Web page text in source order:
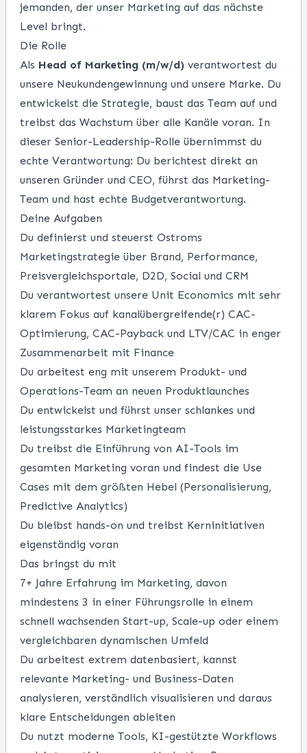
jemanden, der unser Marketing auf das nächste
Level bringt.
Die Rolle
Als Head of Marketing (m/w/d) verantwortest du
unsere Neukundengewinnung und unsere Marke. Du
entwickelst die Strategie, baust das Team auf und
treibst das Wachstum über alle Kanäle voran. In
dieser Senior-Leadership-Rolle übernimmst du
echte Verantwortung: Du berichtest direkt an
unseren Gründer und CEO, führst das Marketing-
Team und hast echte Budgetverantwortung.
Deine Aufgaben
Du definierst und steuerst Ostroms
Marketingstrategie über Brand, Performance,
Preisvergleichsportale, D2D, Social und CRM
Du verantwortest unsere Unit Economics mit sehr
klarem Fokus auf kanalübergreifende(r) CAC-
Optimierung, CAC-Payback und LTV/CAC in enger
Zusammenarbeit mit Finance
Du arbeitest eng mit unserem Produkt- und
Operations-Team an neuen Produktlaunches
Du entwickelst und führst unser schlankes und
leistungsstarkes Marketingteam
Du treibst die Einführung von AI-Tools im
gesamten Marketing voran und findest die Use
Cases mit dem größten Hebel (Personalisierung,
Predictive Analytics)
Du bleibst hands-on und treibst Kerninitiativen
eigenständig voran
Das bringst du mit
7+ Jahre Erfahrung im Marketing, davon
mindestens 3 in einer Führungsrolle in einem
schnell wachsenden Start-up, Scale-up oder einem
vergleichbaren dynamischen Umfeld
Du arbeitest extrem datenbasiert, kannst
relevante Marketing- und Business-Daten
analysieren, verständlich visualisieren und daraus
klare Entscheidungen ableiten
Du nutzt moderne Tools, KI-gestützte Workflows